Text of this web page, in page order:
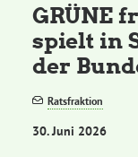
GRÜNE
spielt in
der
Ratsfraktion
30. Juni 2026